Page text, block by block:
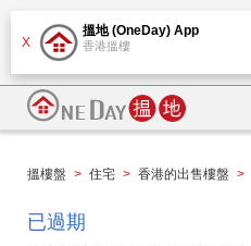
X
搵地 (OneDay) App
香港搵樓
搵樓盤 > 住宅 > 香港的出售樓盤 >
已過期